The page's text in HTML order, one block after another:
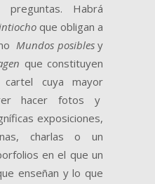
Habrá
que obligan a
Mundos posibles y
que constituyen
cuya mayor
hacer fotos y
exposiciones,
charlas o un
en el que un
enseñan y lo que